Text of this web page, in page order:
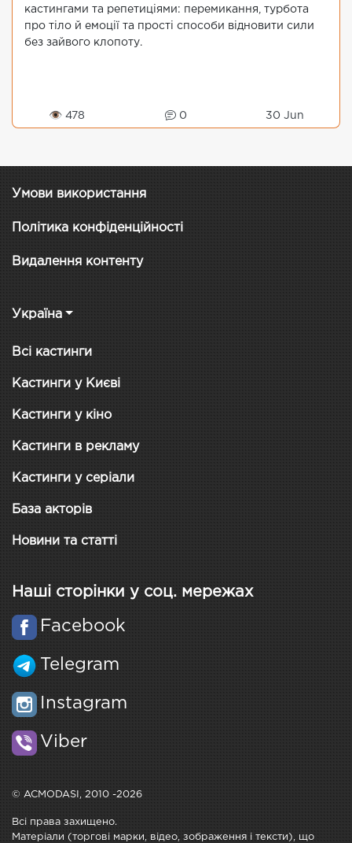
кастингами та репетиціями: перемикання, турбота
про тіло й емоції та прості способи відновити сили
без зайвого клопоту.
👁 478 0 30 Jun
Умови використання
Політика конфіденційності
Видалення контенту
Україна
Всі кастинги
Кастинги у Києві
Кастинги у кіно
Кастинги в рекламу
Кастинги у серіали
База акторів
Новини та статті
Наші сторінки у соц. мережах
Facebook
Telegram
Instagram
Viber
© ACMODASI, 2010 -2026
Всі права захищено.
Матеріали (торгові марки, відео, зображення і тексти), що